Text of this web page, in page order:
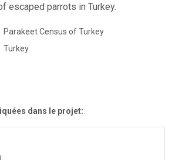
escaped parrots in Turkey.
Parakeet Census of Turkey
Turkey
dans le projet: